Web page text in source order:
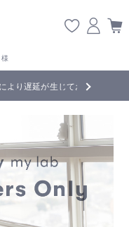
様
が生じております